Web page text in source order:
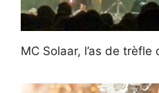
MC Solaar, l’as de